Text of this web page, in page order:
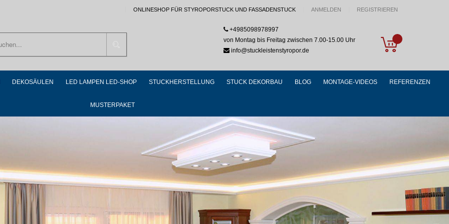
ONLINESHOP FÜR STYROPORSTUCK UND FASSADENSTUCK ANMELDEN REGISTRIEREN
My Cart
+4985098978997
von Montag bis Freitag zwischen 7.00-15.00 Uhr
info@stuckleistenstyropor.de
DEKOSÄULEN LED LAMPEN LED-SHOP STUCKHERSTELLUNG STUCK DEKORBAU BLOG MONTAGE-VIDEOS REFERENZEN
MUSTERPAKET